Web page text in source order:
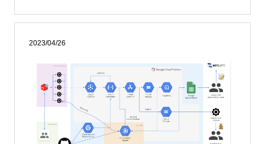
2023/04/26